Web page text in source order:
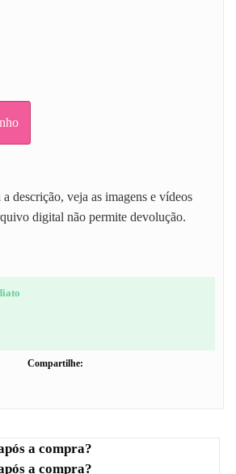
descrição, veja as imagens e vídeos
digital não permite devolução.
Compartilhe:
a compra?
a compra?